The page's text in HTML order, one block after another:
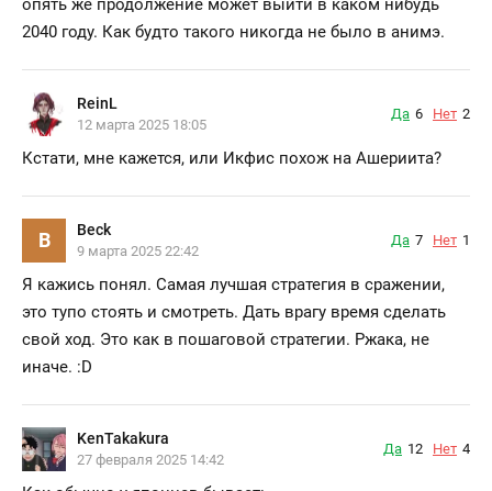
опять же продолжение может выйти в каком нибудь
2040 году. Как будто такого никогда не было в анимэ.
ReinL
12 марта 2025 18:05
Да 6 Нет 2
Кстати, мне кажется, или Икфис похож на Ашериита?
B Beck
9 марта 2025 22:42
Да 7 Нет 1
Я кажись понял. Самая лучшая стратегия в сражении,
это тупо стоять и смотреть. Дать врагу время сделать
свой ход. Это как в пошаговой стратегии. Ржака, не
иначе. :D
KenTakakura
27 февраля 2025 14:42
Да 12 Нет 4